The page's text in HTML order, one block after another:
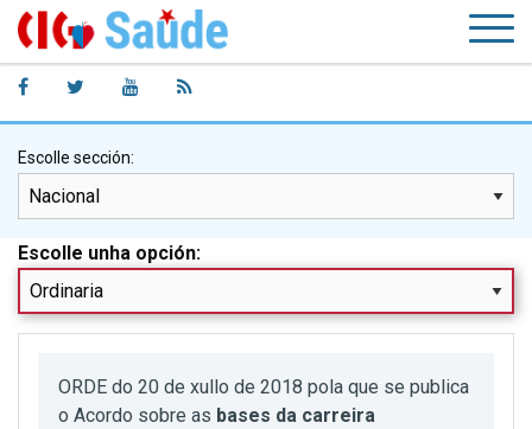
Escolle sección:
Escolle unha opción:
ORDE do 20 de xullo de 2018 pola que se publica
o Acordo sobre as bases da carreira